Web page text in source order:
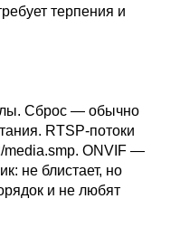
терпения и
Сброс — обычно
RTSP-потоки
media.smp. ONVIF —
не блистает, но
и не любят